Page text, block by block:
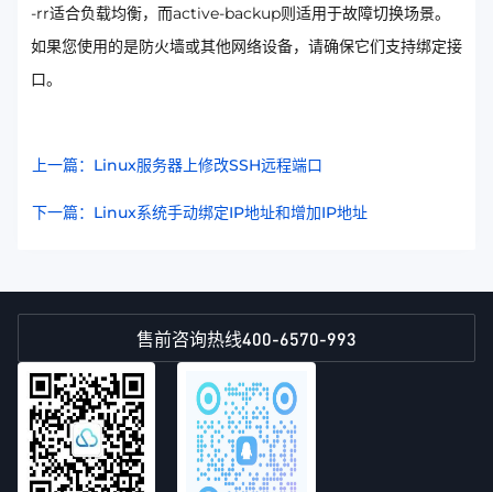
-rr适合负载均衡，而active-backup则适用于故障切换场景。
如果您使用的是防火墙或其他网络设备，请确保它们支持绑定接
口。
上一篇：Linux服务器上修改SSH远程端口
下一篇：Linux系统手动绑定IP地址和增加IP地址
售前咨询热线400-6570-993